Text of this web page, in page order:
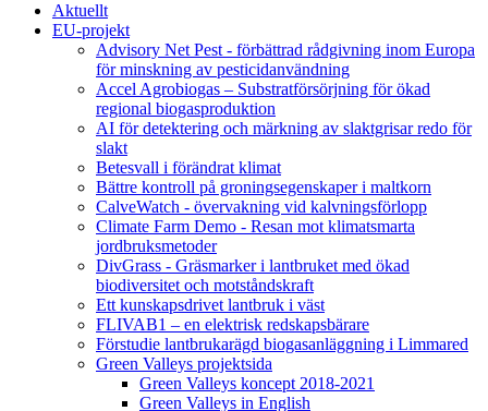
Aktuellt
EU-projekt
Advisory Net Pest - förbättrad rådgivning inom Europa
för minskning av pesticidanvändning
Accel Agrobiogas – Substratförsörjning för ökad
regional biogasproduktion
AI för detektering och märkning av slaktgrisar redo för
slakt
Betesvall i förändrat klimat
Bättre kontroll på groningsegenskaper i maltkorn
CalveWatch - övervakning vid kalvningsförlopp
Climate Farm Demo - Resan mot klimatsmarta
jordbruksmetoder
DivGrass - Gräsmarker i lantbruket med ökad
biodiversitet och motståndskraft
Ett kunskapsdrivet lantbruk i väst
FLIVAB1 – en elektrisk redskapsbärare
Förstudie lantbrukarägd biogasanläggning i Limmared
Green Valleys projektsida
Green Valleys koncept 2018-2021
Green Valleys in English